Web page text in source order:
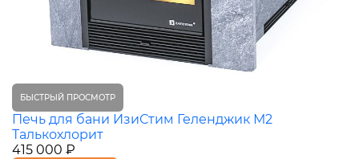
БЫСТРЫЙ ПРОСМОТР
Печь для бани ИзиСтим Геленджик М2
Талькохлорит
415 000 ₽